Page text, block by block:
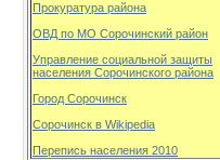
Прокуратура района
ОВД по МО Сорочинский район
Управление социальной защиты
населения Сорочинского района
Город Сорочинск
Сорочинск в Wikipedia
Перепись населения 2010